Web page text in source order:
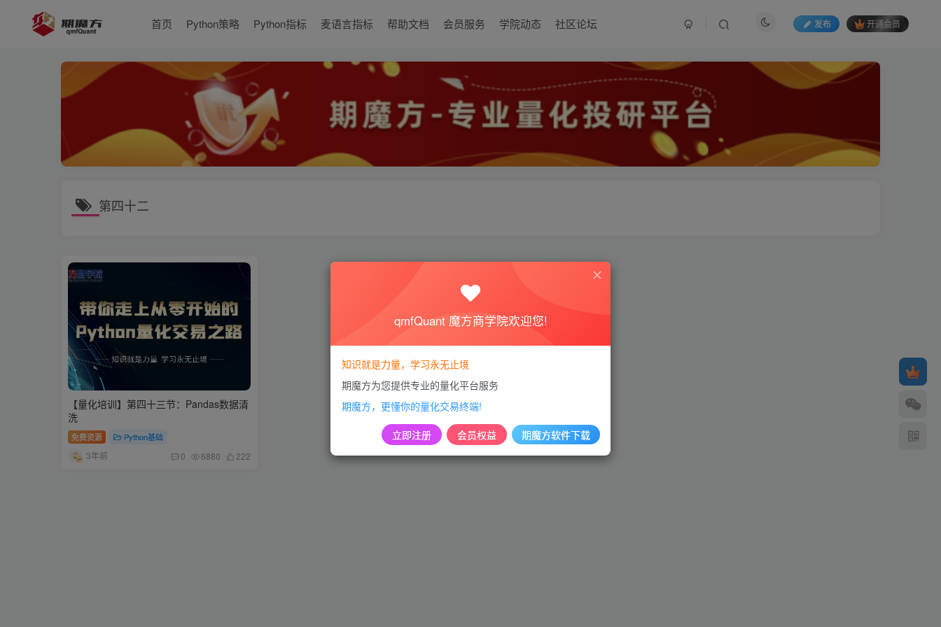
首页 Python策略 Python指标 麦语言指标 帮助文档 会员服务 学院动态 社区论坛 发布 开通会员
第四十二
【量化培训】第四十三节：Pandas数据清
洗
免费资源 Python基础
3年前 0 6880 222
qmfQuant 魔方商学院欢迎您!
知识就是力量，学习永无止境
期魔方为您提供专业的量化平台服务
期魔方，更懂你的量化交易终端!
立即注册 会员权益 期魔方软件下载